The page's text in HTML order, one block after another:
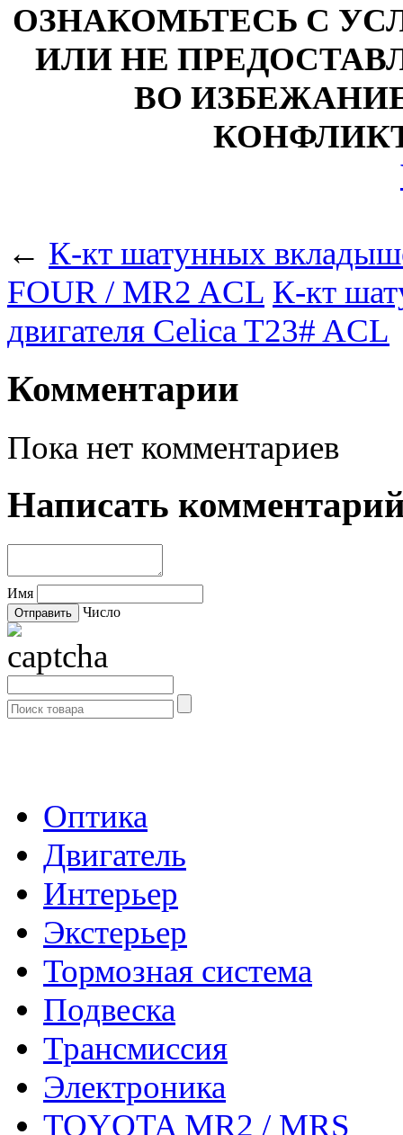
ОЗНАКОМЬТЕСЬ С
ИЛИ НЕ
ВО
← К-кт шатунных
FOUR / MR2 ACL К-кт
двигателя Celica T23# ACL
Комментарии
Пока нет комментариев
Написать
Имя
Число
Оптика
Двигатель
Интерьер
Экстерьер
Тормозная система
Подвеска
Трансмиссия
Электроника
TOYOTA MR2 / MRS